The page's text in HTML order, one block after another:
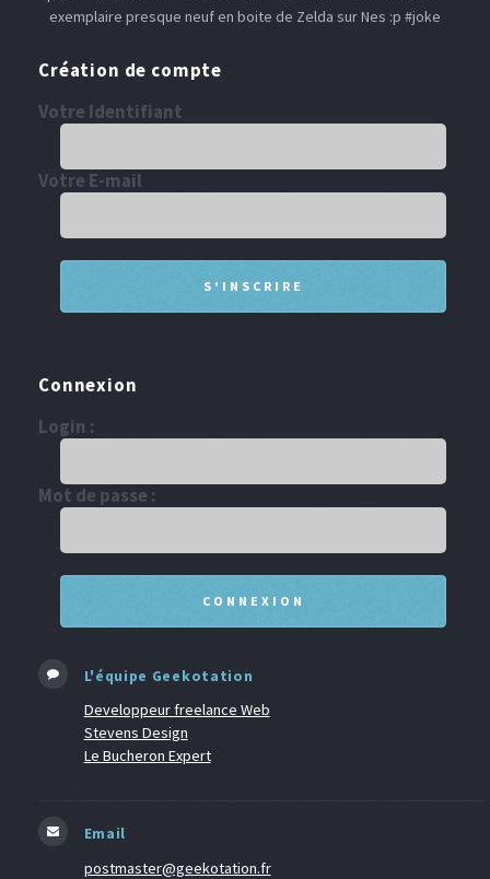
exemplaire presque neuf en boite de Zelda sur Nes :p #joke
Création de compte
Votre Identifiant
Votre E-mail
Connexion
Login :
Mot de passe :
L'équipe Geekotation
Developpeur freelance Web
Stevens Design
Le Bucheron Expert
Email
postmaster@geekotation.fr